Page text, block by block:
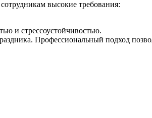
высокие требования:
и стрессоустойчивостью.
Профессиональный подход